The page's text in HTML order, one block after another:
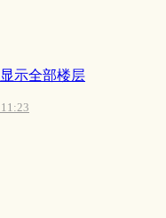
显示全部楼层